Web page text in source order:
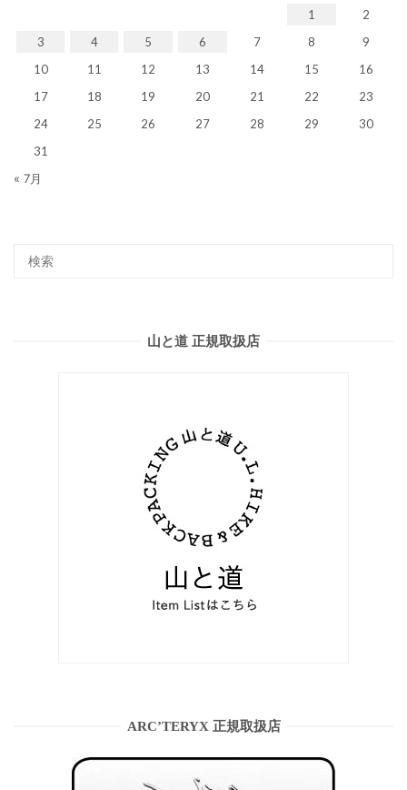
1
2
3
4 5 6 7 8
9
10
11 12 13 14 15
16
17
18 19 20 21 22
23
24
25 26 27 28 29
30
31
« 7月
山と道 正規取扱店
ARC’TERYX 正規取扱店